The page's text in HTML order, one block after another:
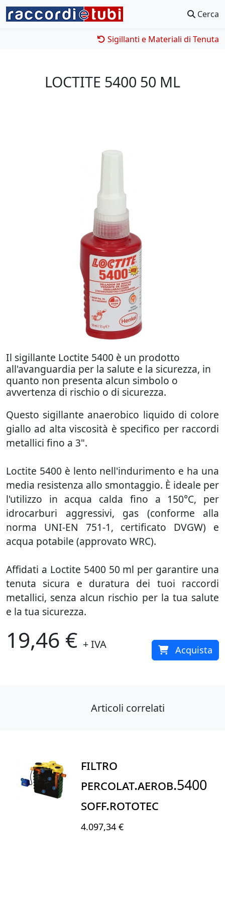
Cerca
Sigillanti e Materiali di Tenuta
LOCTITE 5400 50 ML
Il sigillante Loctite 5400 è un prodotto
all'avanguardia per la salute e la sicurezza, in
quanto non presenta alcun simbolo o
avvertenza di rischio o di sicurezza.
Questo sigillante anaerobico liquido di colore
giallo ad alta viscosità è specifico per raccordi
metallici fino a 3".
Loctite 5400 è lento nell'indurimento e ha una
media resistenza allo smontaggio. È ideale per
l'utilizzo in acqua calda fino a 150°C, per
idrocarburi aggressivi, gas (conforme alla
norma UNI-EN 751-1, certificato DVGW) e
acqua potabile (approvato WRC).
Affidati a Loctite 5400 50 ml per garantire una
tenuta sicura e duratura dei tuoi raccordi
metallici, senza alcun rischio per la tua salute
e la tua sicurezza.
19,46 € + IVA Acquista
Articoli correlati
FILTRO
PERCOLAT.AEROB.5400
SOFF.ROTOTEC
4.097,34 €